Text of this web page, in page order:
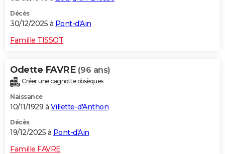
Décès
30/12/2025 à Pont-d'Ain
Famille TISSOT
Odette FAVRE (96 ans)
Créer une cagnotte obsèques
Naissance
10/11/1929 à Villette-d'Anthon
Décès
19/12/2025 à Pont-d'Ain
Famille FAVRE